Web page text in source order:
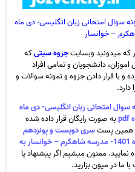
سوال امتحانی زبان انگلیسی- دی ماه
که میدونید وبسایتجزوه سیتیکه
دانشجویان و تمامی افراد
با قرار دادن جزوه و نمونه سوالات و
امتحانی زبان انگلیسی- دی ماه
به صورت رایگان قرار داده شده
همین پستسری دویست و پونزدهم
نمونه سوال امتحانی زبان انگلیسی- دی ماه 1401- مدرسه شاهکرم – خوانسار به
نمایید. ممنون میشیم اگر پیشنهاد یا
ما در میون بزارید.